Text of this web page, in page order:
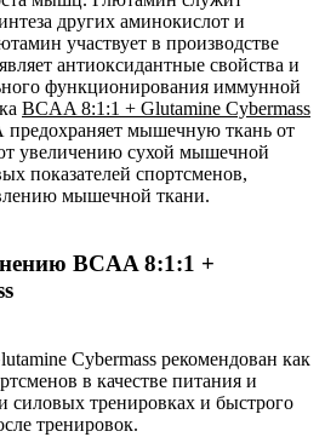
других аминокислот и
участвует в производстве
антиоксидантные свойства и
функционирования иммунной
BCAA 8:1:1 + Glutamine Cybermass
мышечную ткань от
увеличению сухой мышечной
показателей спортсменов,
мышечной ткани.
BCAA 8:1:1 +
Cybermass рекомендован как
в качестве питания и
тренировках и быстрого
тренировок.